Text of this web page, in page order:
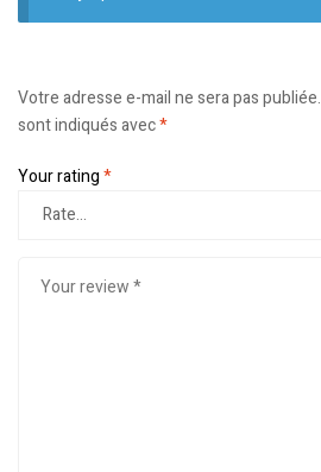
Votre adresse e-mail ne sera pas publiée.
sont indiqués avec*
Your rating*